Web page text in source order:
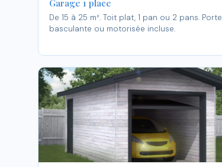
Garage 1 place
De 15 à 25 m². Toit plat, 1 pan ou 2 pans. Porte
basculante ou motorisée incluse.